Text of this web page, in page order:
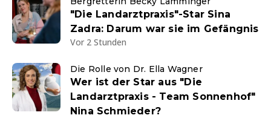
"Die Landarztpraxis"-Star Sina
Zadra: Darum war sie im Gefängnis
Vor 2 Stunden
Die Rolle von Dr. Ella Wagner
Wer ist der Star aus "Die
Landarztpraxis - Team Sonnenhof"
Nina Schmieder?